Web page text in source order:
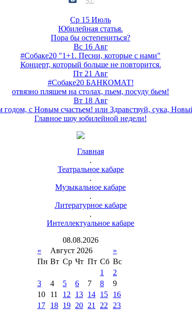
Ср 15 Июль
Юбилейная статья.
Пора бы остепениться?
Вс 16 Авг
#Собаке20 "1+1. Песни, которые с нами"
Концерт, который больше не повторится.
Пт 21 Авг
#Собаке20 БАНКОМАТ!
отвязно пляшем на столах, пьем, посуду бьем!
Вт 18 Авг
с Новым счастьем! или Здравствуй, сука,
Главное шоу юбилейной недели!
Главная
.
Театральное кабаре
.
Музыкальное кабаре
.
Литературное кабаре
.
Интеллектуальное кабаре
08.08.2026
«
Август 2026
»
Пн Вт Ср Чт Пт Сб Вс
1
2
3
4 5 6 7 8
9
10
11 12 13 14 15
16
17
18 19 20 21 22
23